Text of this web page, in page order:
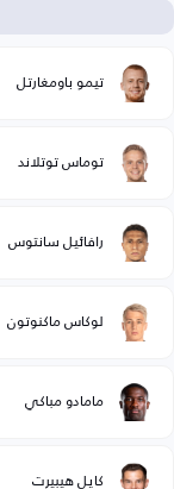
تيمو باومغارتل
توماس توتلاند
رافائيل سانتوس
لوكاس ماكنوتون
مامادو مباكي
كايل هيبيرت